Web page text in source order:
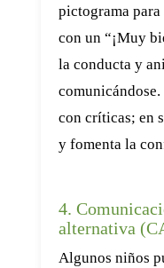
pictograma
con un “¡Muy
la conducta y
comunicándose.
con críticas; en
y fomenta la
4.
alternativa
Algunos niños